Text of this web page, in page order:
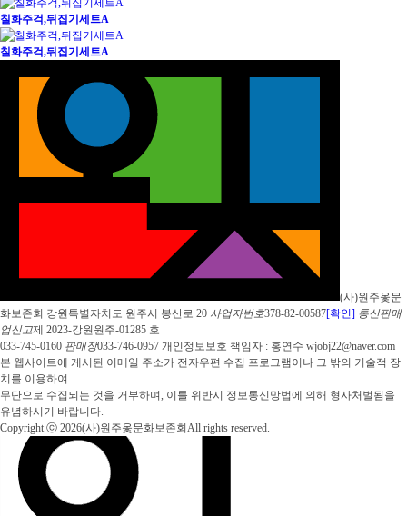
칠화주걱,뒤집기세트A
칠화주걱,뒤집기세트A
(사)원주옻문
화보존회 강원특별자치도 원주시 봉산로 20 사업자번호378-82-00587[확인] 통신판매
업신고제 2023-강원원주-01285 호
033-745-0160 판매장033-746-0957 개인정보보호 책임자 : 홍연수 wjobj22@naver.com
본 웹사이트에 게시된 이메일 주소가 전자우편 수집 프로그램이나 그 밖의 기술적 장
치를 이용하여
무단으로 수집되는 것을 거부하며, 이를 위반시 정보통신망법에 의해 형사처벌됨을
유념하시기 바랍니다.
Copyright ⓒ 2026(사)원주옻문화보존회 All rights reserved.